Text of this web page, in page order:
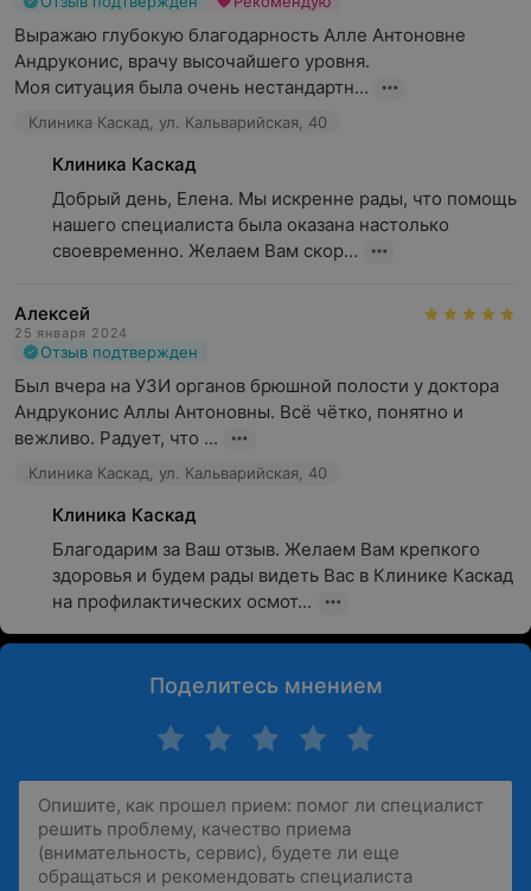
Выражаю глубокую благодарность Алле Антоновне
Андруконис, врачу высочайшего уровня.
Моя ситуация была очень нестандартн...
Клиника Каскад, ул. Кальварийская, 40
Клиника Каскад
Добрый день, Елена. Мы искренне рады, что помощь
нашего специалиста была оказана настолько
своевременно. Желаем Вам скор...
Алексей
25 января 2024
Отзыв подтвержден
Был вчера на УЗИ органов брюшной полости у доктора
Андруконис Аллы Антоновны. Всё чётко, понятно и
вежливо. Радует, что ...
Клиника Каскад, ул. Кальварийская, 40
Клиника Каскад
Благодарим за Ваш отзыв. Желаем Вам крепкого
здоровья и будем рады видеть Вас в Клинике Каскад
на профилактических осмот...
Поделитесь мнением